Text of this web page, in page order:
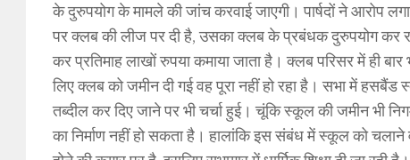
के दुरुपयोग के मामले की जांच करवाई जाएगी। पार्षदों ने आरोप
पर क्लब की लीज पर दी है, उसका क्लब के प्रबंधक दुरुपयोग कर
कर प्रतिमाह लाखों रुपया कमाया जाता है। क्लब परिसर में ही
लिए क्लब को जमीन दी गई वह पूरा नहीं हो रहा है। सभा में हसबैंड
तब्दील कर दिए जाने पर भी चर्चा हुई। चूंकि स्कूल की जमीन भी
का निर्माण नहीं हो सकता है। हालांकि इस संबंध में स्कूल को